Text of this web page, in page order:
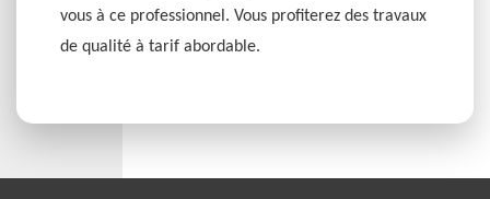
vous à ce professionnel. Vous profiterez des travaux
de qualité à tarif abordable.